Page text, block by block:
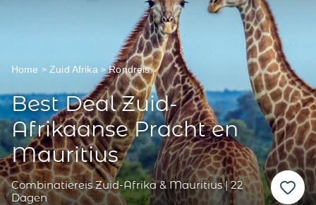
Home Zuid Afrika Rondreis
Best Deal Zuid-
Afrikaanse Pracht en
Mauritius
Combinatiereis Zuid-Afrika & Mauritius | 22
Dagen